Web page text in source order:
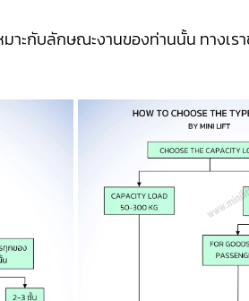
ะกับลักษณะงานของท่านนั้น ทางเรา